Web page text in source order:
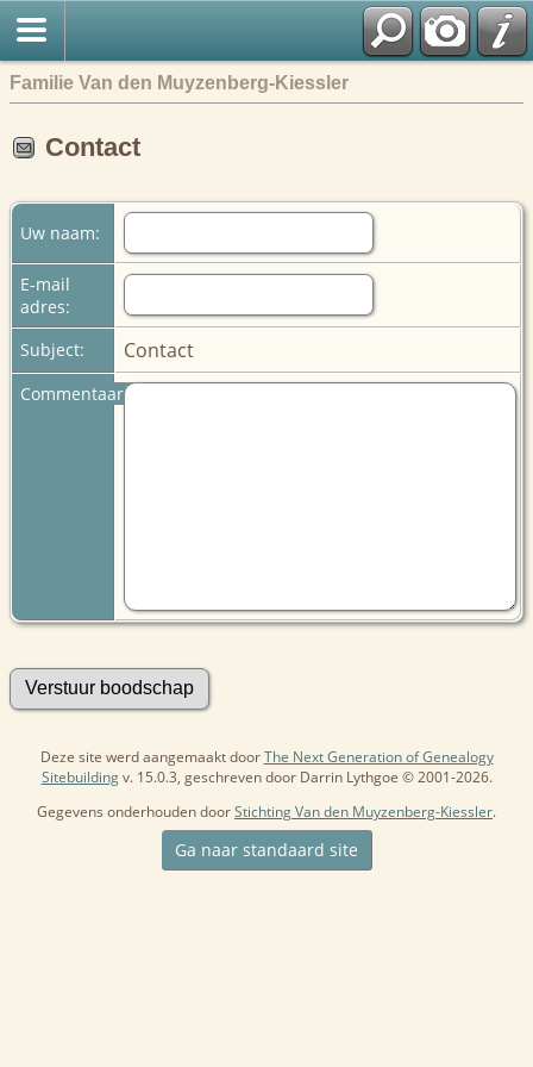
Familie Van den Muyzenberg-Kiessler
Contact
Uw naam:
E-mail
adres:
Subject:
Contact
Commentaar:
Deze site werd aangemaakt doorThe Next Generation of Genealogy
Sitebuildingv. 15.0.3, geschreven door Darrin Lythgoe © 2001-2026.
Gegevens onderhouden doorStichting Van den Muyzenberg-Kiessler.
Ga naar standaard site